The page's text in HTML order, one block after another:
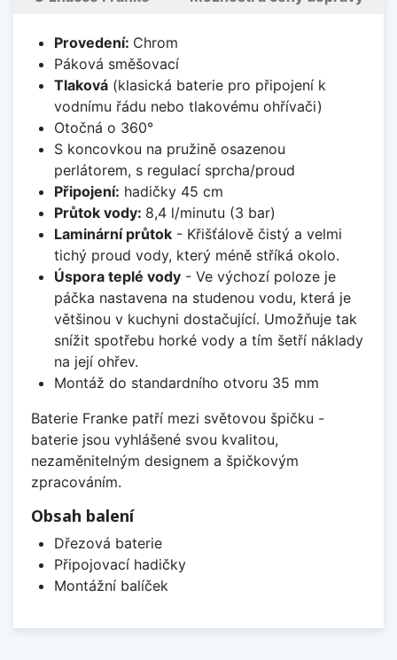
Provedení: Chrom
Páková směšovací
Tlaková(klasická baterie pro připojení k
vodnímu řádu nebo tlakovému ohřívači)
Otočná o 360°
S koncovkou na pružině osazenou
perlátorem, s regulací sprcha/proud
Připojení: hadičky 45 cm
Průtok vody: 8,4 l/minutu (3 bar)
Laminární průtok- Křišťálově čistý a velmi
tichý proud vody, který méně stříká okolo.
Úspora teplé vody- Ve výchozí poloze je
páčka nastavena na studenou vodu, která je
většinou v kuchyni dostačující. Umožňuje tak
snížit spotřebu horké vody a tím šetří náklady
na její ohřev.
Montáž do standardního otvoru 35 mm
Baterie Franke patří mezi světovou špičku -
baterie jsou vyhlášené svou kvalitou,
nezaměnitelným designem a špičkovým
zpracováním.
Obsah balení
Dřezová baterie
Připojovací hadičky
Montážní balíček